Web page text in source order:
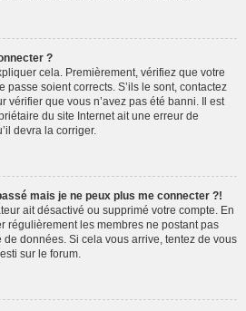
?
cela. Premièrement, vérifiez que votre
passe soient corrects. S’ils le sont, contactez
vérifier que vous n’avez pas été banni. Il est
du site Internet ait une erreur de
devra la corriger.
mais je ne peux plus me connecter ?!
ait désactivé ou supprimé votre compte. En
régulièrement les membres ne postant pas
données. Si cela vous arrive, tentez de vous
sur le forum.